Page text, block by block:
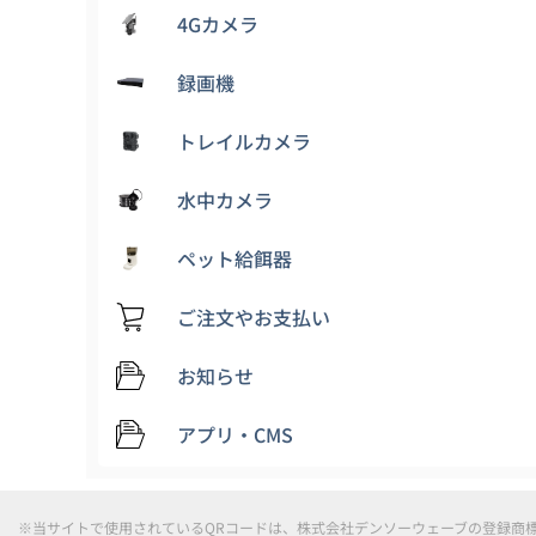
4Gカメラ
録画機
トレイルカメラ
水中カメラ
ペット給餌器
ご注文やお支払い
お知らせ
アプリ・CMS
※当サイトで使用されているQRコードは、株式会社デンソーウェーブの登録商